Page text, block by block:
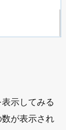
示してみる
が表示され